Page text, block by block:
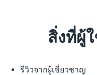
สิ่งที่ผู้
รีวิวจากผู้เชี่ยวชาญ